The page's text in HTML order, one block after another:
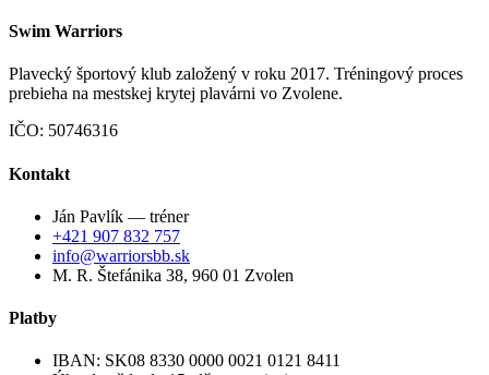
Swim Warriors
Plavecký športový klub založený v roku 2017. Tréningový proces
prebieha na mestskej krytej plavárni vo Zvolene.
IČO: 50746316
Kontakt
Ján Pavlík — tréner
+421 907 832 757
info@warriorsbb.sk
M. R. Štefánika 38, 960 01 Zvolen
Platby
IBAN: SK08 8330 0000 0021 0121 8411